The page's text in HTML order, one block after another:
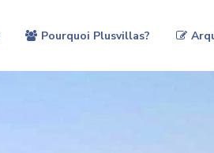
Pourquoi Plusvillas?